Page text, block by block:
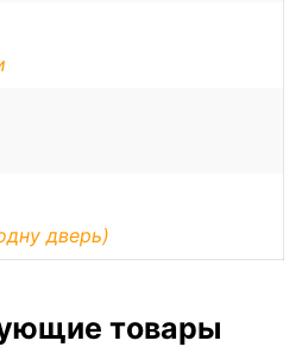
дверь)
товары